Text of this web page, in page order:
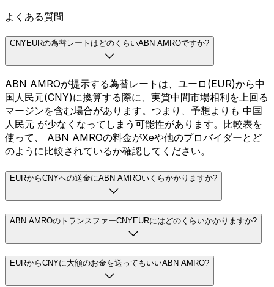
よくある質問
CNYEURの為替レートはどのくらいABN AMROですか?
ABN AMROが提示する為替レートは、ユーロ(EUR)から中
国人民元(CNY)に換算する際に、実質中間市場相利を上回る
マージンを含む場合があります。つまり、予想よりも 中国
人民元 が少なくなってしまう可能性があります。比較表を
使って、 ABN AMROの料金がXeや他のプロバイダーとど
のように比較されているか確認してください。
EURからCNYへの送金にABN AMROいくらかかりますか?
ABN AMROのトランスファーCNYEURにはどのくらいかかりますか?
EURからCNYに大額のお金を送ってもいいABN AMRO?